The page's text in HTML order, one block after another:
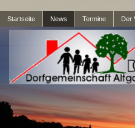
Startseite News Termine Der